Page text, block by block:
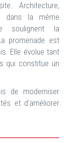
Architecture,
dans la même
soulignent la
promenade est
Elle évolue tant
qui constitue un
de moderniser
et d'améliorer